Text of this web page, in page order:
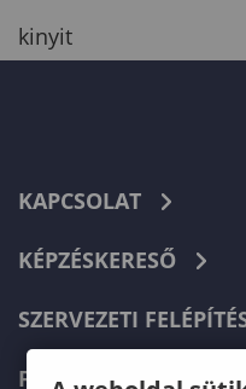
kinyit
KAPCSOLAT
KÉPZÉSKERESŐ
SZERVEZETI
FELVÉTELIZŐKNEK